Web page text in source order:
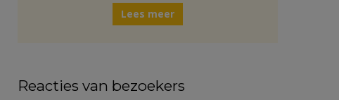
Lees meer
Reacties van bezoekers